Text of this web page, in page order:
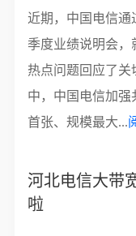
近期，中国电信通
季度业绩说明会
热点问题回应了关
中，中国电信加
首张、规模最大...
河北电信大带
啦